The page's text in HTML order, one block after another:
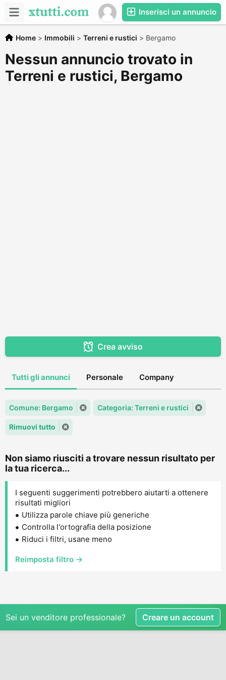
Inserisci un annuncio
Home > Immobili > Terreni e rustici > Bergamo
Nessun annuncio trovato in
Terreni e rustici, Bergamo
Crea avviso
Tutti gli annunci Personale Company
Comune: Bergamo Categoria: Terreni e rustici
Rimuovi tutto
Non siamo riusciti a trovare nessun risultato per
la tua ricerca...
I seguenti suggerimenti potrebbero aiutarti a ottenere
risultati migliori
Utilizza parole chiave più generiche
Controlla l'ortografia della posizione
Riduci i filtri, usane meno
Reimposta filtro →
Sei un venditore professionale? Creare un account